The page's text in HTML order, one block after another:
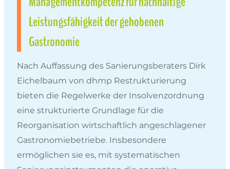
Leistungsfähigkeit der gehobenen
Gastronomie
Nach Auffassung des Sanierungsberaters Dirk
Eichelbaum von dhmp Restrukturierung
bieten die Regelwerke der Insolvenzordnung
eine strukturierte Grundlage für die
Reorganisation wirtschaftlich angeschlagener
Gastronomiebetriebe. Insbesondere
ermöglichen sie es, mit systematischen